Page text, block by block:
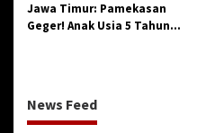
Jawa Timur: Pamekasan
Geger! Anak Usia 5 Tahun
News Feed